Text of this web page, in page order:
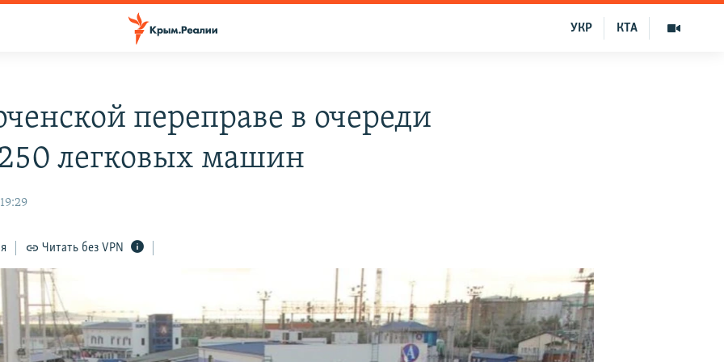
КТА
УКР
переправе в очереди
легковых машин
Читать без VPN